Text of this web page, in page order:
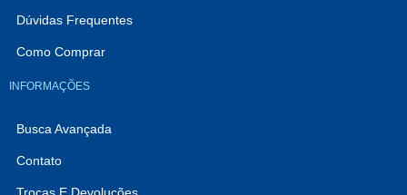
Dúvidas Frequentes
Como Comprar
INFORMAÇÕES
Busca Avançada
Contato